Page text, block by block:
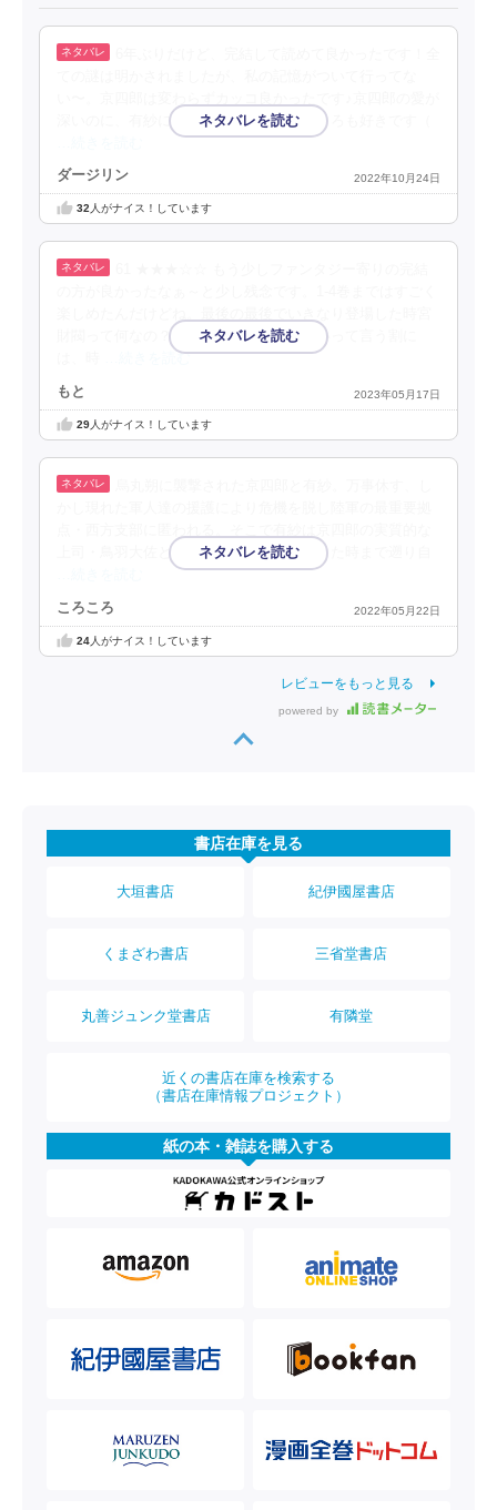
深いのに、有紗に伝わりきっていないところも好きです（
ダージリン 2022年10月24日
32人がナイス！しています
財閥って何なの？日本で知らぬ者がいないって言う割に
…続きを読む
もと 2023年05月17日
29人がナイス！しています
上司・鳥羽大佐と面会、朔と初めて遭遇した時まで遡り自
ころころ 2022年05月22日
24人がナイス！しています
レビューをもっと見る
powered by
書店在庫を見る
大垣書店 紀伊國屋書店
くまざわ書店 三省堂書店
丸善ジュンク堂書店 有隣堂
近くの書店在庫を検索する
（書店在庫情報プロジェクト）
紙の本・雑誌を購入する